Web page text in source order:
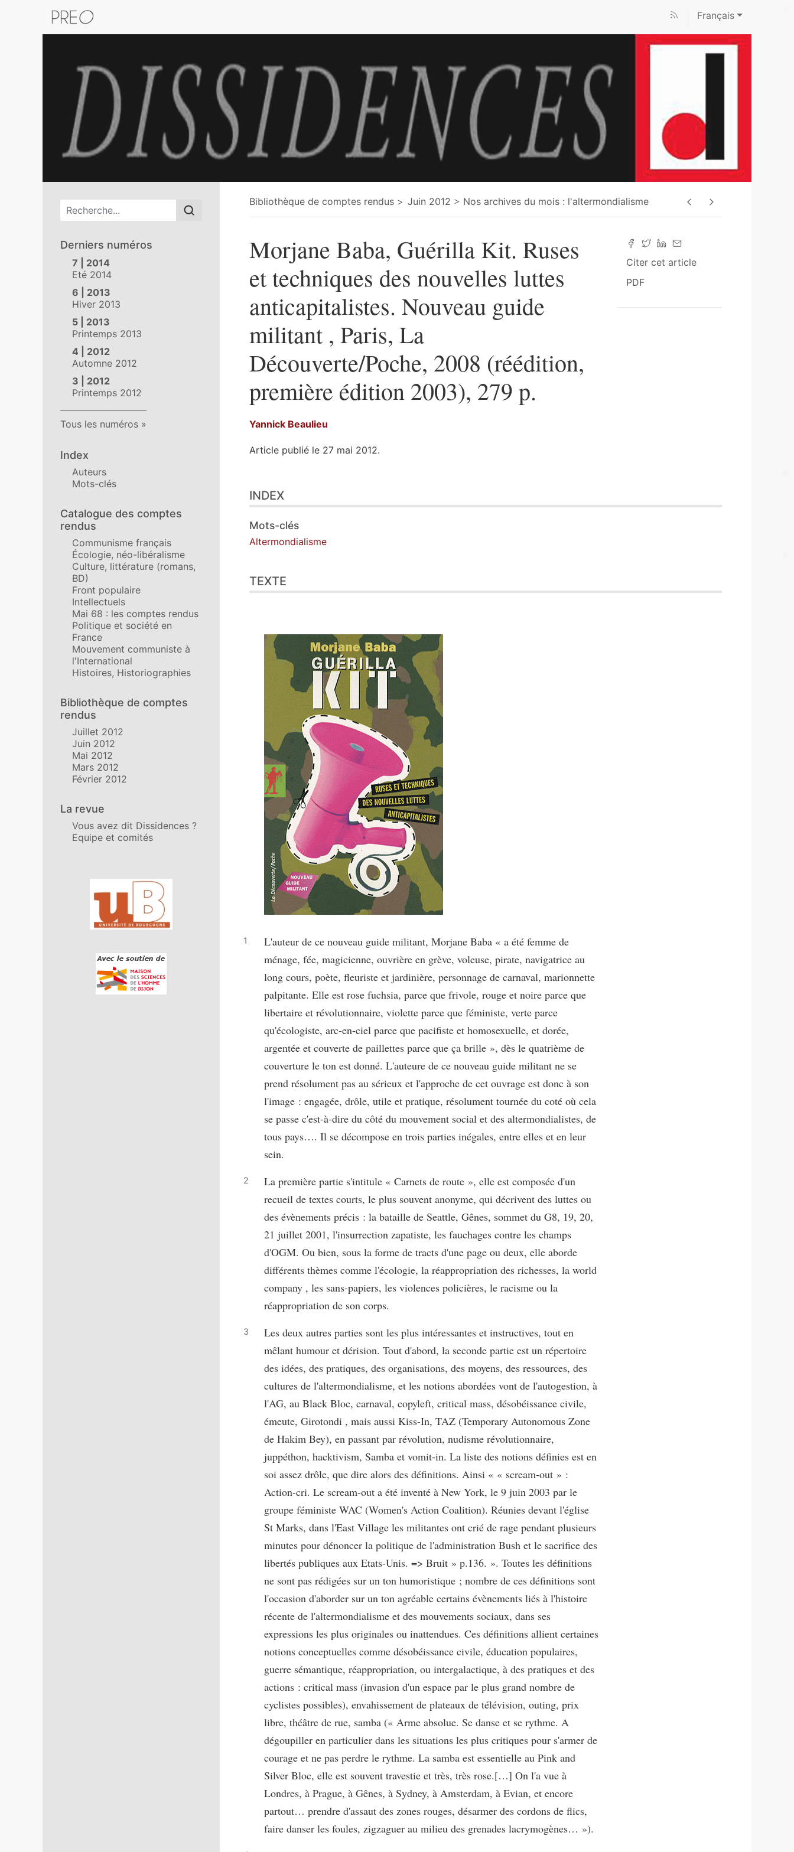
Français
Menu principal
Derniers numéros
7 | 2014
Eté 2014
6 | 2013
Hiver 2013
5 | 2013
Printemps 2013
4 | 2012
Automne 2012
3 | 2012
Printemps 2012
Tous les numéros
Index
Auteurs
Mots-clés
Catalogue des comptes
rendus
Communisme français
Écologie, néo-libéralisme
Culture, littérature (romans,
BD)
Front populaire
Intellectuels
Mai 68 : les comptes rendus
Politique et société en
France
Mouvement communiste à
l'International
Histoires, Historiographies
Bibliothèque de comptes
rendus
Juillet 2012
Juin 2012
Mai 2012
Mars 2012
Février 2012
La revue
Vous avez dit Dissidences ?
Equipe et comités
Affiliations/partenaires
Bibliothèque de comptes rendus Juin 2012 Nos archives du mois : l'altermondialisme
Citer cet article
PDF
Morjane Baba, Guérilla Kit. Ruses
et techniques des nouvelles luttes
anticapitalistes. Nouveau guide
militant , Paris, La
Découverte/Poche, 2008 (réédition,
première édition 2003), 279 p.
Yannick Beaulieu
Article publié le 27 mai 2012.
Texte
Illustrations
Citer cet article
Auteur
INDEX
Mots-clés
Altermondialisme
TEXTE
L'auteur de ce nouveau guide militant, Morjane Baba « a été femme de
ménage, fée, magicienne, ouvrière en grève, voleuse, pirate, navigatrice au
long cours, poète, fleuriste et jardinière, personnage de carnaval, marionnette
palpitante. Elle est rose fuchsia, parce que frivole, rouge et noire parce que
libertaire et révolutionnaire, violette parce que féministe, verte parce
qu'écologiste, arc-en-ciel parce que pacifiste et homosexuelle, et dorée,
argentée et couverte de paillettes parce que ça brille », dès le quatrième de
couverture le ton est donné. L'auteure de ce nouveau guide militant ne se
prend résolument pas au sérieux et l'approche de cet ouvrage est donc à son
l'image : engagée, drôle, utile et pratique, résolument tournée du coté où cela
se passe c'est-à-dire du côté du mouvement social et des altermondialistes, de
tous pays…. Il se décompose en trois parties inégales, entre elles et en leur
sein.
La première partie s'intitule « Carnets de route », elle est composée d'un
recueil de textes courts, le plus souvent anonyme, qui décrivent des luttes ou
des évènements précis : la bataille de Seattle, Gênes, sommet du G8, 19, 20,
21 juillet 2001, l'insurrection zapatiste, les fauchages contre les champs
d'OGM. Ou bien, sous la forme de tracts d'une page ou deux, elle aborde
différents thèmes comme l'écologie, la réappropriation des richesses, la world
company , les sans-papiers, les violences policières, le racisme ou la
réappropriation de son corps.
Les deux autres parties sont les plus intéressantes et instructives, tout en
mêlant humour et dérision. Tout d'abord, la seconde partie est un répertoire
des idées, des pratiques, des organisations, des moyens, des ressources, des
cultures de l'altermondialisme, et les notions abordées vont de l'autogestion, à
l'AG, au Black Bloc, carnaval, copyleft, critical mass, désobéissance civile,
émeute, Girotondi , mais aussi Kiss-In, TAZ (Temporary Autonomous Zone
de Hakim Bey), en passant par révolution, nudisme révolutionnaire,
juppéthon, hacktivism, Samba et vomit-in. La liste des notions définies est en
soi assez drôle, que dire alors des définitions. Ainsi « « scream-out » :
Action-cri. Le scream-out a été inventé à New York, le 9 juin 2003 par le
groupe féministe WAC (Women's Action Coalition). Réunies devant l'église
St Marks, dans l'East Village les militantes ont crié de rage pendant plusieurs
minutes pour dénoncer la politique de l'administration Bush et le sacrifice des
libertés publiques aux Etats-Unis. => Bruit » p.136. ». Toutes les définitions
ne sont pas rédigées sur un ton humoristique ; nombre de ces définitions sont
l'occasion d'aborder sur un ton agréable certains évènements liés à l'histoire
récente de l'altermondialisme et des mouvements sociaux, dans ses
expressions les plus originales ou inattendues. Ces définitions allient certaines
notions conceptuelles comme désobéissance civile, éducation populaires,
guerre sémantique, réappropriation, ou intergalactique, à des pratiques et des
actions : critical mass (invasion d'un espace par le plus grand nombre de
cyclistes possibles), envahissement de plateaux de télévision, outing, prix
libre, théâtre de rue, samba (« Arme absolue. Se danse et se rythme. A
dégoupiller en particulier dans les situations les plus critiques pour s'armer de
courage et ne pas perdre le rythme. La samba est essentielle au Pink and
Silver Bloc, elle est souvent travestie et très, très rose.[…] On l'a vue à
Londres, à Prague, à Gênes, à Sydney, à Amsterdam, à Evian, et encore
partout… prendre d'assaut des zones rouges, désarmer des cordons de flics,
faire danser les foules, zigzaguer au milieu des grenades lacrymogènes… »).